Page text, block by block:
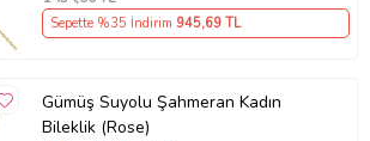
Sepette %35 İndirim 945,69 TL
Gümüş Suyolu Şahmeran Kadın
Bileklik (Rose)